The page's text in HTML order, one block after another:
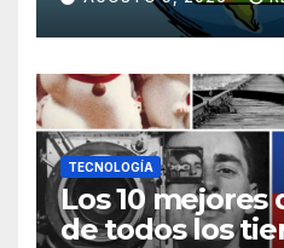
TECNOLOGÍA
Los 10
de todos los